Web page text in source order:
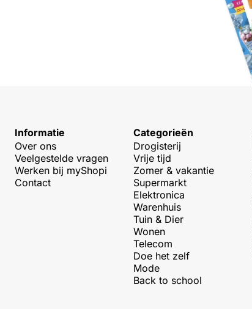
Informatie
Over ons
Veelgestelde vragen
Werken bij myShopi
Contact
Categorieën
Drogisterij
Vrije tijd
Zomer & vakantie
Supermarkt
Elektronica
Warenhuis
Tuin & Dier
Wonen
Telecom
Doe het zelf
Mode
Back to school